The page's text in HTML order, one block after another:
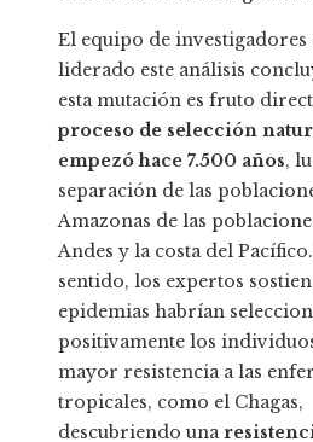
El equipo de investigadores
liderado este análisis
esta mutación es fruto
proceso de selección
empezó hace 7.500 años,
separación de las
Amazonas de las
Andes y la costa del
sentido, los expertos
epidemias habrían
positivamente los
mayor resistencia a las
tropicales, como el Chagas,
descubriendo una